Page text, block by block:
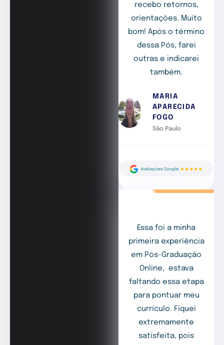
recebo retornos,
orientações. Muito
bom! Após o término
dessa Pós, farei
outras e indicarei
também.
MARIA
APARECIDA
FOGO
São Paulo
Essa foi a minha
primeira experiência
em Pós-Graduação
Online, estava
faltando essa etapa
para pontuar meu
currículo. Fiquei
extremamente
satisfeita, pois